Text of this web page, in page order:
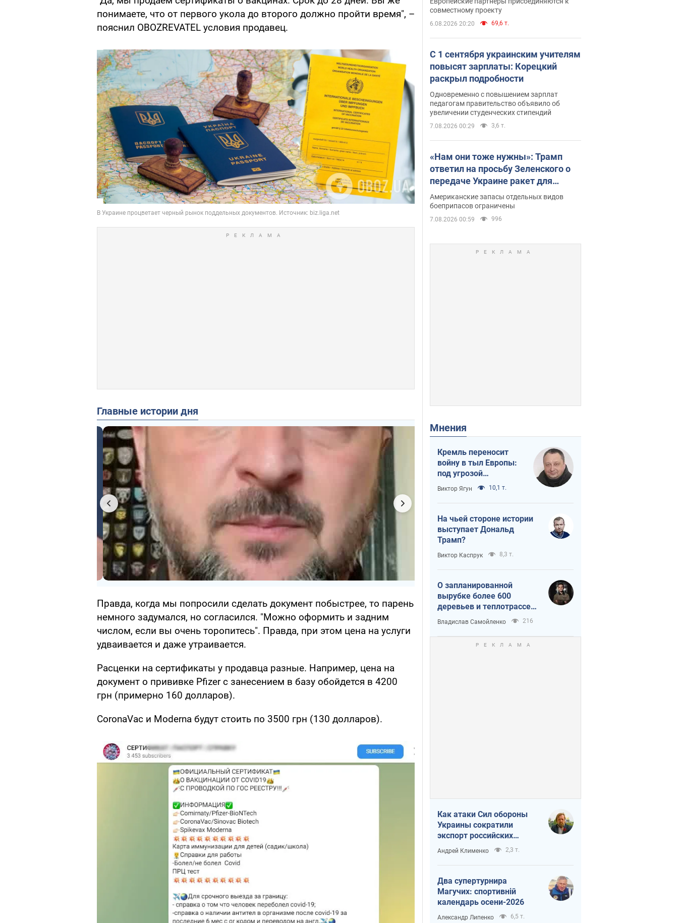
понимаете, что от первого укола до второго должно пройти время", –
пояснил OBOZREVATEL условия продавец.
Главные истории дня
Правда, когда мы попросили сделать документ побыстрее, то парень
немного задумался, но согласился. "Можно оформить и задним
числом, если вы очень торопитесь". Правда, при этом цена на услуги
удваивается и даже утраивается.
Расценки на сертификаты у продавца разные. Например, цена на
документ о прививке Pfizer с занесением в базу обойдется в 4200
грн (примерно 160 долларов).
CoronaVac и Moderna будут стоить по 3500 грн (130 долларов).
совместному проекту
6.08.2026 20:20 69,6 т.
С 1 сентября украинским учителям
повысят зарплаты: Корецкий
раскрыл подробности
Одновременно с повышением зарплат
педагогам правительство объявило об
увеличении студенческих стипендий
7.08.2026 00:29 3,6 т.
«Нам они тоже нужны»: Трамп
ответил на просьбу Зеленского о
передаче Украине ракет для
Patriot
Американские запасы отдельных видов
боеприпасов ограничены
7.08.2026 00:59 996
Мнения
Кремль переносит
войну в тыл Европы:
под угрозой
критическая
логистика
Виктор Ягун 10,1 т.
На чьей стороне истории
выступает Дональд
Трамп?
Виктор Каспрук 8,3 т.
О запланированной
вырубке более 600
деревьев и теплотрассе:
что происходит на
Теремках в Киеве
Владислав Самойленко 216
Как атаки Сил обороны
Украины сократили
экспорт российских
нефтепродуктов
Андрей Клименко 2,3 т.
Два супертурнира
Магучих: спортивній
календарь осени-2026
Александр Липенко 6,5 т.